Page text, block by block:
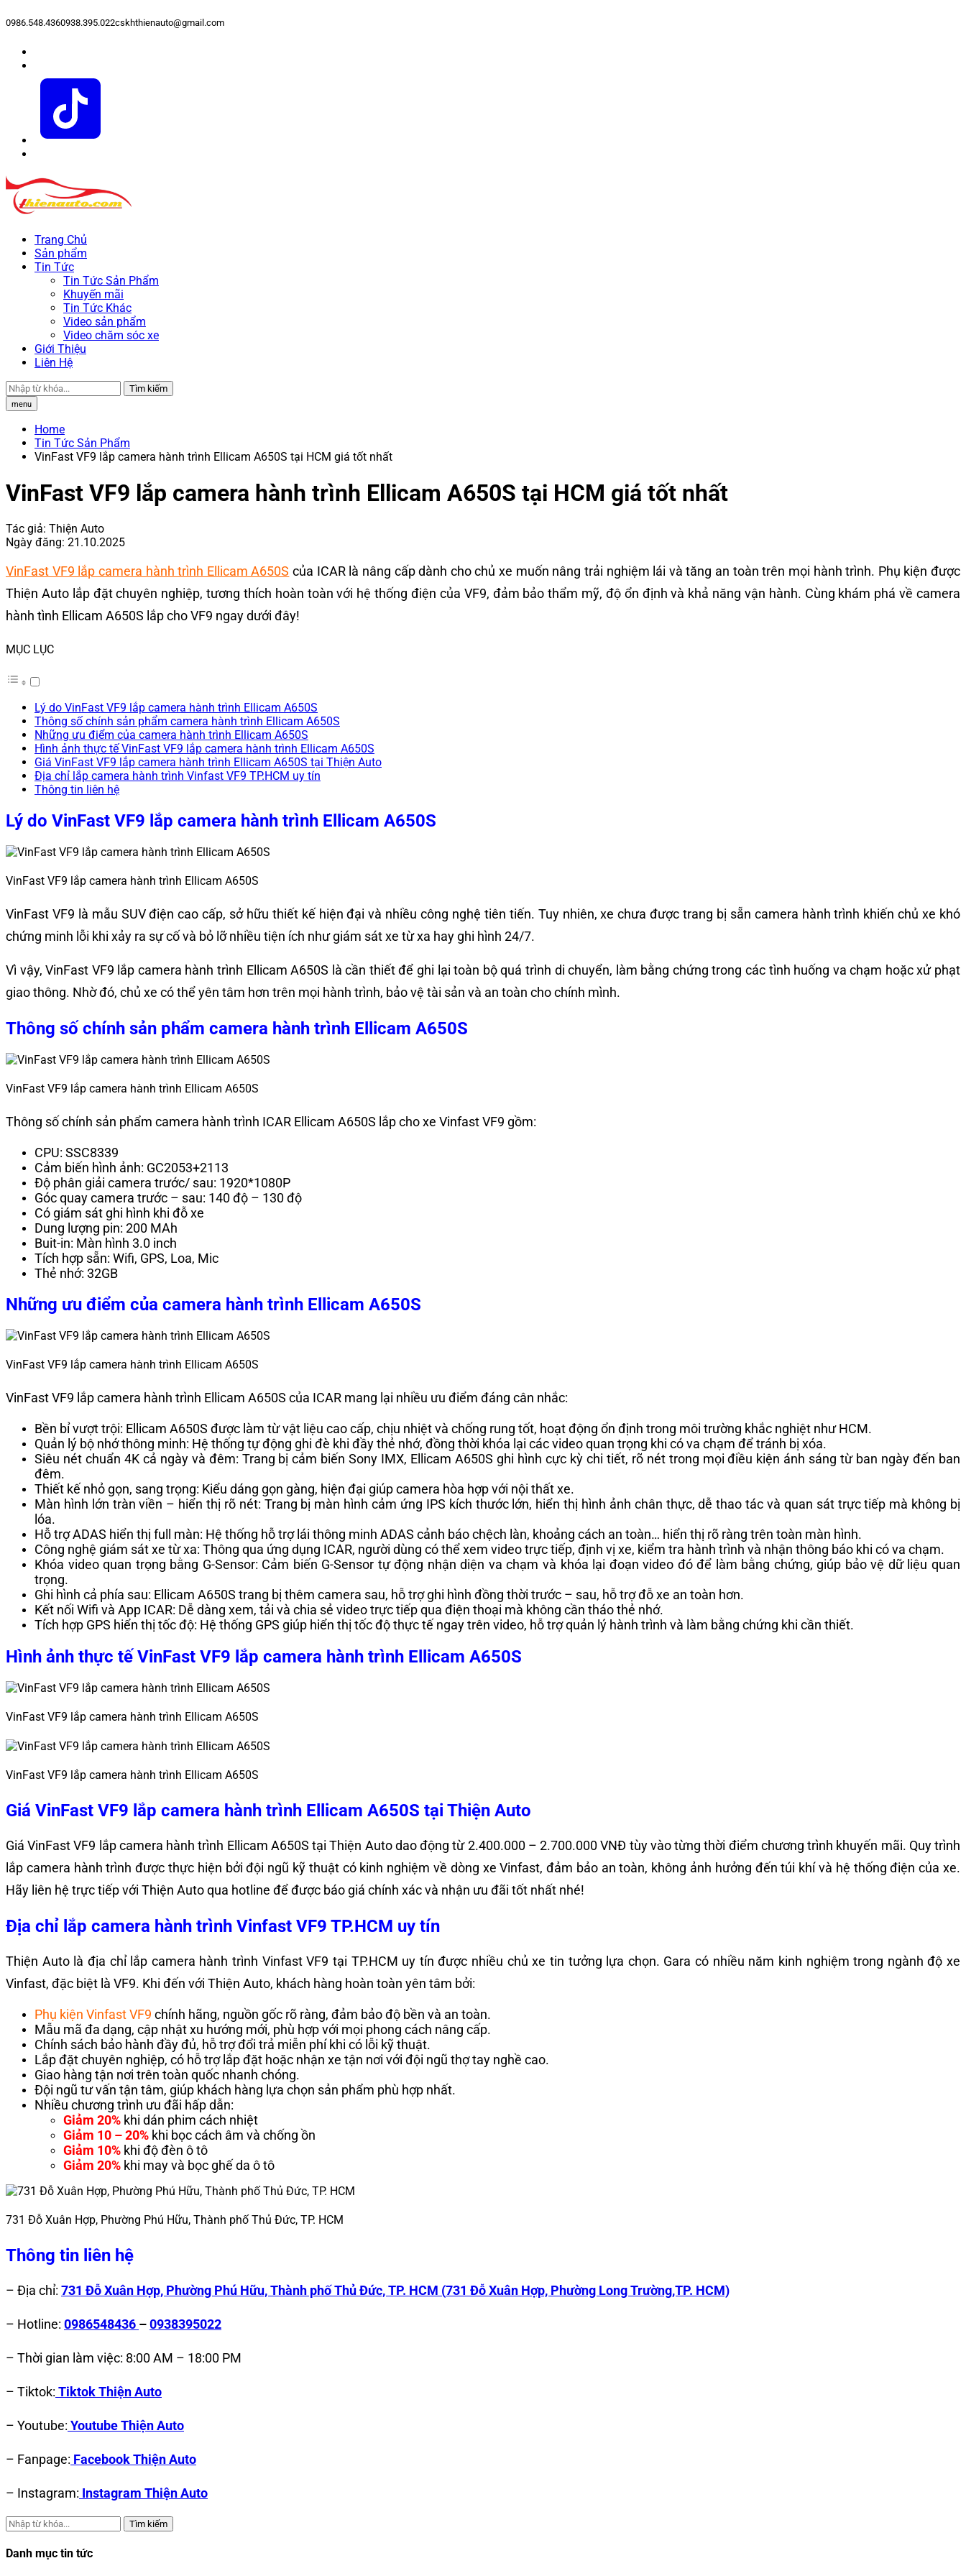
0986.548.4360938.395.022cskhthienauto@gmail.com
Trang Chủ
Sản phẩm
Tin Tức
Tin Tức Sản Phẩm
Khuyến mãi
Tin Tức Khác
Video sản phẩm
Video chăm sóc xe
Giới Thiệu
Liên Hệ
Tìm kiếm
menu
Home
Tin Tức Sản Phẩm
VinFast VF9 lắp camera hành trình Ellicam A650S tại HCM giá tốt nhất
VinFast VF9 lắp camera hành trình Ellicam A650S tại HCM giá tốt nhất
Tác giả: Thiện Auto
Ngày đăng: 21.10.2025
VinFast VF9 lắp camera hành trình Ellicam A650S của ICAR là nâng cấp dành cho chủ xe muốn nâng trải nghiệm lái và tăng an toàn trên mọi hành trình. Phụ kiện được
Thiện Auto lắp đặt chuyên nghiệp, tương thích hoàn toàn với hệ thống điện của VF9, đảm bảo thẩm mỹ, độ ổn định và khả năng vận hành. Cùng khám phá về camera
hành tình Ellicam A650S lắp cho VF9 ngay dưới đây!
MỤC LỤC
Lý do VinFast VF9 lắp camera hành trình Ellicam A650S
Thông số chính sản phẩm camera hành trình Ellicam A650S
Những ưu điểm của camera hành trình Ellicam A650S
Hình ảnh thực tế VinFast VF9 lắp camera hành trình Ellicam A650S
Giá VinFast VF9 lắp camera hành trình Ellicam A650S tại Thiện Auto
Địa chỉ lắp camera hành trình Vinfast VF9 TP.HCM uy tín
Thông tin liên hệ
Lý do VinFast VF9 lắp camera hành trình Ellicam A650S
VinFast VF9 lắp camera hành trình Ellicam A650S
VinFast VF9 là mẫu SUV điện cao cấp, sở hữu thiết kế hiện đại và nhiều công nghệ tiên tiến. Tuy nhiên, xe chưa được trang bị sẵn camera hành trình khiến chủ xe khó
chứng minh lỗi khi xảy ra sự cố và bỏ lỡ nhiều tiện ích như giám sát xe từ xa hay ghi hình 24/7.
Vì vậy, VinFast VF9 lắp camera hành trình Ellicam A650S là cần thiết để ghi lại toàn bộ quá trình di chuyển, làm bằng chứng trong các tình huống va chạm hoặc xử phạt
giao thông. Nhờ đó, chủ xe có thể yên tâm hơn trên mọi hành trình, bảo vệ tài sản và an toàn cho chính mình.
Thông số chính sản phẩm camera hành trình Ellicam A650S
VinFast VF9 lắp camera hành trình Ellicam A650S
Thông số chính sản phẩm camera hành trình ICAR Ellicam A650S lắp cho xe Vinfast VF9 gồm:
CPU: SSC8339
Cảm biến hình ảnh: GC2053+2113
Độ phân giải camera trước/ sau: 1920*1080P
Góc quay camera trước – sau: 140 độ – 130 độ
Có giám sát ghi hình khi đỗ xe
Dung lượng pin: 200 MAh
Buit-in: Màn hình 3.0 inch
Tích hợp sẵn: Wifi, GPS, Loa, Mic
Thẻ nhớ: 32GB
Những ưu điểm của camera hành trình Ellicam A650S
VinFast VF9 lắp camera hành trình Ellicam A650S
VinFast VF9 lắp camera hành trình Ellicam A650S của ICAR mang lại nhiều ưu điểm đáng cân nhắc:
Bền bỉ vượt trội: Ellicam A650S được làm từ vật liệu cao cấp, chịu nhiệt và chống rung tốt, hoạt động ổn định trong môi trường khắc nghiệt như HCM.
Quản lý bộ nhớ thông minh: Hệ thống tự động ghi đè khi đầy thẻ nhớ, đồng thời khóa lại các video quan trọng khi có va chạm để tránh bị xóa.
Siêu nét chuẩn 4K cả ngày và đêm: Trang bị cảm biến Sony IMX, Ellicam A650S ghi hình cực kỳ chi tiết, rõ nét trong mọi điều kiện ánh sáng từ ban ngày đến ban
đêm.
Thiết kế nhỏ gọn, sang trọng: Kiểu dáng gọn gàng, hiện đại giúp camera hòa hợp với nội thất xe.
Màn hình lớn tràn viền – hiển thị rõ nét: Trang bị màn hình cảm ứng IPS kích thước lớn, hiển thị hình ảnh chân thực, dễ thao tác và quan sát trực tiếp mà không bị
lóa.
Hỗ trợ ADAS hiển thị full màn: Hệ thống hỗ trợ lái thông minh ADAS cảnh báo chệch làn, khoảng cách an toàn… hiển thị rõ ràng trên toàn màn hình.
Công nghệ giám sát xe từ xa: Thông qua ứng dụng ICAR, người dùng có thể xem video trực tiếp, định vị xe, kiểm tra hành trình và nhận thông báo khi có va chạm.
Khóa video quan trọng bằng G-Sensor: Cảm biến G-Sensor tự động nhận diện va chạm và khóa lại đoạn video đó để làm bằng chứng, giúp bảo vệ dữ liệu quan
trọng.
Ghi hình cả phía sau: Ellicam A650S trang bị thêm camera sau, hỗ trợ ghi hình đồng thời trước – sau, hỗ trợ đỗ xe an toàn hơn.
Kết nối Wifi và App ICAR: Dễ dàng xem, tải và chia sẻ video trực tiếp qua điện thoại mà không cần tháo thẻ nhớ.
Tích hợp GPS hiển thị tốc độ: Hệ thống GPS giúp hiển thị tốc độ thực tế ngay trên video, hỗ trợ quản lý hành trình và làm bằng chứng khi cần thiết.
Hình ảnh thực tế VinFast VF9 lắp camera hành trình Ellicam A650S
VinFast VF9 lắp camera hành trình Ellicam A650S
VinFast VF9 lắp camera hành trình Ellicam A650S
Giá VinFast VF9 lắp camera hành trình Ellicam A650S tại Thiện Auto
Giá VinFast VF9 lắp camera hành trình Ellicam A650S tại Thiện Auto dao động từ 2.400.000 – 2.700.000 VNĐ tùy vào từng thời điểm chương trình khuyến mãi. Quy trình
lắp camera hành trình được thực hiện bởi đội ngũ kỹ thuật có kinh nghiệm về dòng xe Vinfast, đảm bảo an toàn, không ảnh hưởng đến túi khí và hệ thống điện của xe.
Hãy liên hệ trực tiếp với Thiện Auto qua hotline để được báo giá chính xác và nhận ưu đãi tốt nhất nhé!
Địa chỉ lắp camera hành trình Vinfast VF9 TP.HCM uy tín
Thiện Auto là địa chỉ lắp camera hành trình Vinfast VF9 tại TP.HCM uy tín được nhiều chủ xe tin tưởng lựa chọn. Gara có nhiều năm kinh nghiệm trong ngành độ xe
Vinfast, đặc biệt là VF9. Khi đến với Thiện Auto, khách hàng hoàn toàn yên tâm bởi:
Phụ kiện Vinfast VF9 chính hãng, nguồn gốc rõ ràng, đảm bảo độ bền và an toàn.
Mẫu mã đa dạng, cập nhật xu hướng mới, phù hợp với mọi phong cách nâng cấp.
Chính sách bảo hành đầy đủ, hỗ trợ đổi trả miễn phí khi có lỗi kỹ thuật.
Lắp đặt chuyên nghiệp, có hỗ trợ lắp đặt hoặc nhận xe tận nơi với đội ngũ thợ tay nghề cao.
Giao hàng tận nơi trên toàn quốc nhanh chóng.
Đội ngũ tư vấn tận tâm, giúp khách hàng lựa chọn sản phẩm phù hợp nhất.
Nhiều chương trình ưu đãi hấp dẫn:
Giảm 20% khi dán phim cách nhiệt
Giảm 10 – 20% khi bọc cách âm và chống ồn
Giảm 10% khi độ đèn ô tô
Giảm 20% khi may và bọc ghế da ô tô
731 Đỗ Xuân Hợp, Phường Phú Hữu, Thành phố Thủ Đức, TP. HCM
Thông tin liên hệ
– Địa chỉ: 731 Đỗ Xuân Hợp, Phường Phú Hữu, Thành phố Thủ Đức, TP. HCM (731 Đỗ Xuân Hợp, Phường Long Trường,TP. HCM)
– Hotline: 0986548436 –0938395022
– Thời gian làm việc: 8:00 AM – 18:00 PM
– Tiktok: Tiktok Thiện Auto
– Youtube: Youtube Thiện Auto
– Fanpage: Facebook Thiện Auto
– Instagram: Instagram Thiện Auto
Tìm kiếm
Danh mục tin tức